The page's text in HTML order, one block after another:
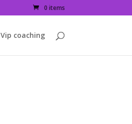
0 items
Vip coaching